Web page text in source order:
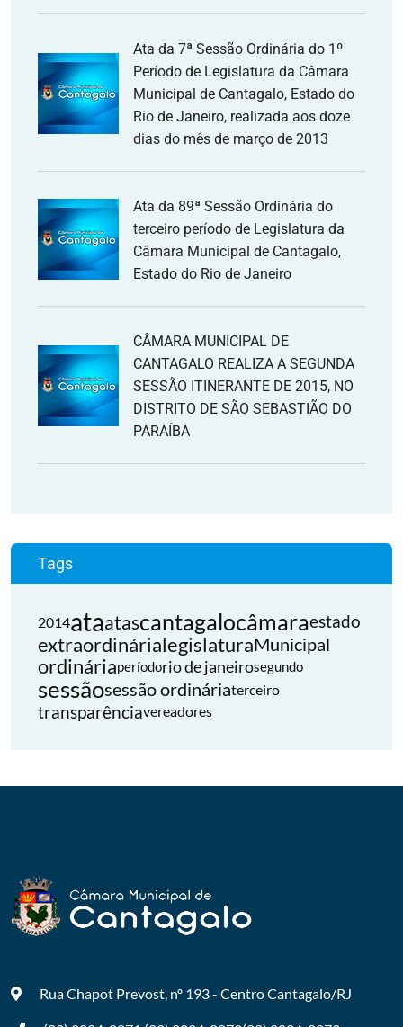
Ata da 7ª Sessão Ordinária do 1º
Período de Legislatura da Câmara
Municipal de Cantagalo, Estado do
Rio de Janeiro, realizada aos doze
dias do mês de março de 2013
Ata da 89ª Sessão Ordinária do
terceiro período de Legislatura da
Câmara Municipal de Cantagalo,
Estado do Rio de Janeiro
CÂMARA MUNICIPAL DE
CANTAGALO REALIZA A SEGUNDA
SESSÃO ITINERANTE DE 2015, NO
DISTRITO DE SÃO SEBASTIÃO DO
PARAÍBA
Tags
2014ataatascantagalocâmaraestado
extraordinárialegislaturaMunicipal
ordináriaperíodorio de janeirosegundo
sessãosessão ordináriaterceiro
transparênciavereadores
Rua Chapot Prevost, nº 193 - CentroCantagalo/RJ